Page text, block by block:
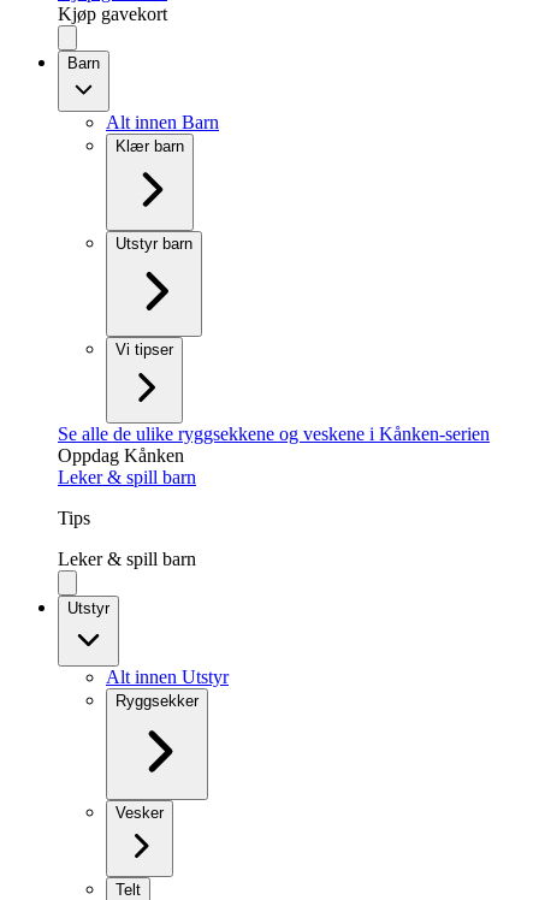
Kjøp gavekort
Barn
Alt innen Barn
Klær barn
Utstyr barn
Vi tipser
Se alle de ulike ryggsekkene og veskene i Kånken-serien
Oppdag Kånken
Leker & spill barn
Tips
Leker & spill barn
Utstyr
Alt innen Utstyr
Ryggsekker
Vesker
Telt